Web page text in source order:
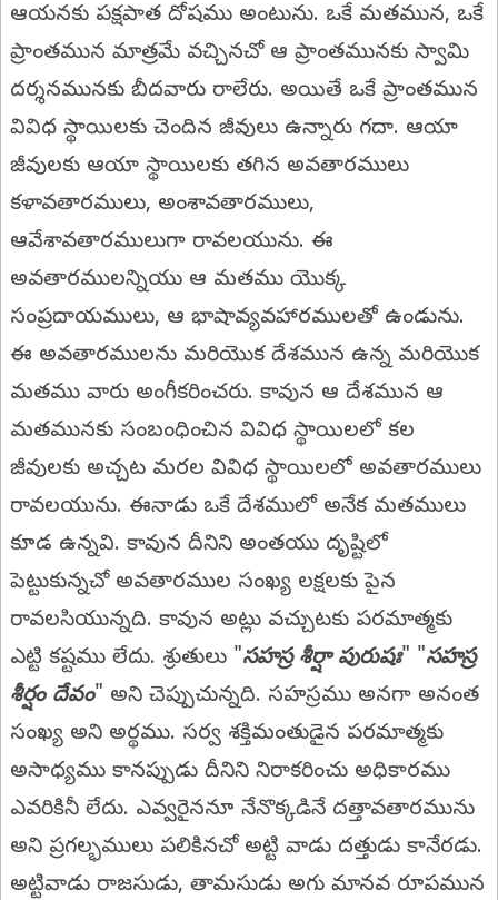
ఆయనకు పక్షపాత దోషము అంటును. ఒకే మతమున, ఒకే
ప్రాంతమున మాత్రమే వచ్చినచో ఆ ప్రాంతమునకు స్వామి
దర్శనమునకు బీదవారు రాలేరు. అయితే ఒకే ప్రాంతమున
వివిధ స్థాయిలకు చెందిన జీవులు ఉన్నారు గదా. ఆయా
జీవులకు ఆయా స్థాయిలకు తగిన అవతారములు
కళావతారములు, అంశావతారములు,
ఆవేశావతారములుగా రావలయును. ఈ
అవతారములన్నియు ఆ మతము యొక్క
సంప్రదాయములు, ఆ భాషావ్యవహారములతో ఉండును.
ఈ అవతారములను మరియొక దేశమున ఉన్న మరియొక
మతము వారు అంగీకరించరు. కావున ఆ దేశమున ఆ
మతమునకు సంబంధించిన వివిధ స్థాయిలలో కల
జీవులకు అచ్చట మరల వివిధ స్థాయిలలో అవతారములు
రావలయును. ఈనాడు ఒకే దేశములో అనేక మతములు
కూడ ఉన్నవి. కావున దీనిని అంతయు దృష్టిలో
పెట్టుకున్నచో అవతారముల సంఖ్య లక్షలకు పైన
రావలసియున్నది. కావున అట్లు వచ్చుటకు పరమాత్మకు
ఎట్టి కష్టము లేదు. శ్రుతులు "సహస్ర శీర్షా పురుషః" "సహస్ర
శీర్షం దేవం" అని చెప్పుచున్నది. సహస్రము అనగా అనంత
సంఖ్య అని అర్థము. సర్వ శక్తిమంతుడైన పరమాత్మకు
అసాధ్యము కానప్పుడు దీనిని నిరాకరించు అధికారము
ఎవరికినీ లేదు. ఎవ్వరైననూ నేనొక్కడినే దత్తావతారమును
అని ప్రగల్భములు పలికినచో అట్టి వాడు దత్తుడు కానేరడు.
అట్టివాడు రాజసుడు, తామసుడు అగు మానవ రూపమున